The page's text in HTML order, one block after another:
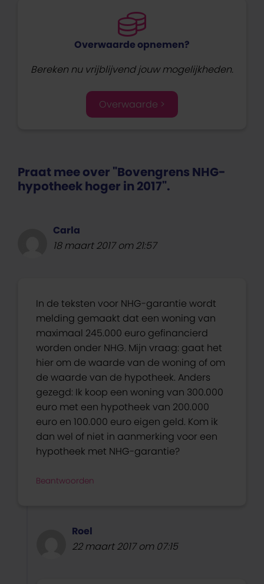
Overwaarde opnemen?
Bereken nu vrijblijvend jouw mogelijkheden.
Overwaarde >
Praat mee over "Bovengrens NHG-
hypotheek hoger in 2017".
Carla
18 maart 2017 om 21:57
In de teksten voor NHG-garantie wordt
melding gemaakt dat een woning van
maximaal 245.000 euro gefinancierd
worden onder NHG. Mijn vraag: gaat het
hier om de waarde van de woning of om
de waarde van de hypotheek. Anders
gezegd: Ik koop een woning van 300.000
euro met een hypotheek van 200.000
euro en 100.000 euro eigen geld. Kom ik
dan wel of niet in aanmerking voor een
hypotheek met NHG-garantie?
Beantwoorden
Roel
22 maart 2017 om 07:15